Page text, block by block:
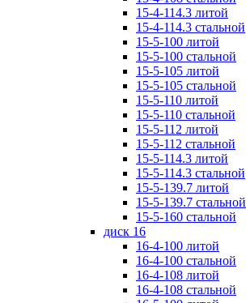
15-4-114.3 литой
15-4-114.3 стальной
15-5-100 литой
15-5-100 стальной
15-5-105 литой
15-5-105 стальной
15-5-110 литой
15-5-110 стальной
15-5-112 литой
15-5-112 стальной
15-5-114.3 литой
15-5-114.3 стальной
15-5-139.7 литой
15-5-139.7 стальной
15-5-160 стальной
диск 16
16-4-100 литой
16-4-100 стальной
16-4-108 литой
16-4-108 стальной